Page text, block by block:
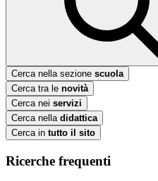
Cerca nella sezione scuola
Cerca tra le novità
Cerca nei servizi
Cerca nella didattica
Cerca in tutto il sito
Ricerche frequenti